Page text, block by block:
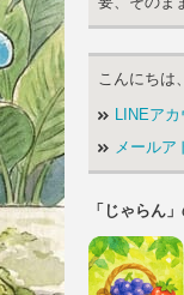
こんにちは、
LINEア
メールア
「じゃらん